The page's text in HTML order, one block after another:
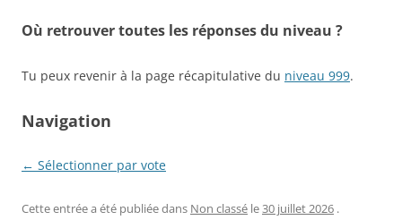
Où retrouver toutes les réponses du niveau ?
Tu peux revenir à la page récapitulative du niveau 999.
Navigation
← Sélectionner par vote
Cette entrée a été publiée dans Non classé le30 juillet 2026 .